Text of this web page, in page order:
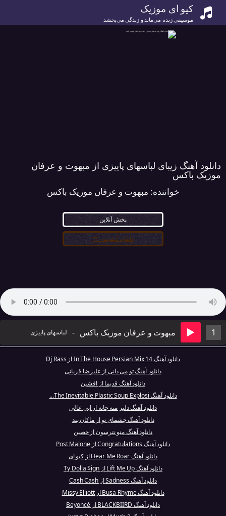
کیو ای موزیک
موسیقی زنده می‌ماند و زندگی می‌بخشد
دانلود آهنگ زیبای لباسهای پاییزی از مبهوت و عرفان
موزیک باکس
خواننده: مبهوت و عرفان موزیک باکس
پخش آنلاین
دانلود کیفیت ۳۲۰
1 مبهوت و عرفان موزیک باکس - لباسهای پاییزی
دانلود آهنگ In The House Persian Mix 14 از Dj Rass
دانلود آهنگ تو می‌ دانی از علیرضا قربانی
دانلود آهنگ قدیما از افشین
دانلود آهنگ The Inevitable Plastic Soup Explosi...
دانلود آهنگ دلبر منه جانه از ابی عالی
دانلود آهنگ چشمای تو از ماکان بند
دانلود آهنگ منو نترسون از حصین
دانلود آهنگ Congratulations از Post Malone
دانلود آهنگ Hear Me Roar از کیو ای
دانلود آهنگ Lift Me Up از Ty Dolla $ign
دانلود آهنگ Sadness از Cash Cash
دانلود آهنگ Busa Rhyme از Missy Elliott
دانلود آهنگ BLACKBIIRD از Beyoncé